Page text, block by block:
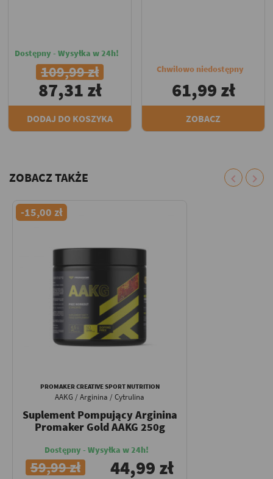
Dostępny - Wysyłka w 24h!
109,99 zł
87,31 zł
DODAJ DO KOSZYKA
Chwilowo niedostępny
61,99 zł
ZOBACZ
ZOBACZ TAKŻE chevron_right
chevron_left
-15,00 zł
PROMAKER CREATIVE SPORT NUTRITION
AAKG / Arginina / Cytrulina
Suplement Pompujący Arginina
Promaker Gold AAKG 250g
Dostępny - Wysyłka w 24h!
59,99 zł 44,99 zł